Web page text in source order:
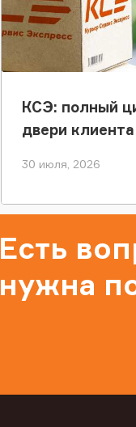
КСЭ: полный
двери клиента
30 июля, 2026
Есть
нужна